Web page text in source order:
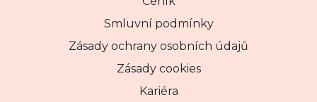
Smluvní podmínky
Zásady ochrany osobních údajů
Zásady cookies
Kariéra